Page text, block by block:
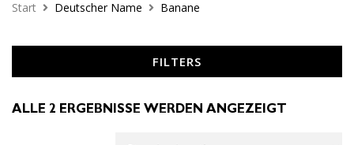
Start Deutscher Name Banane
FILTERS
ALLE 2 ERGEBNISSE WERDEN ANGEZEIGT